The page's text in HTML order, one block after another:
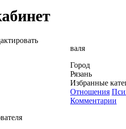
валя
Город
Рязань
Избранные
Отношения
Комментарии